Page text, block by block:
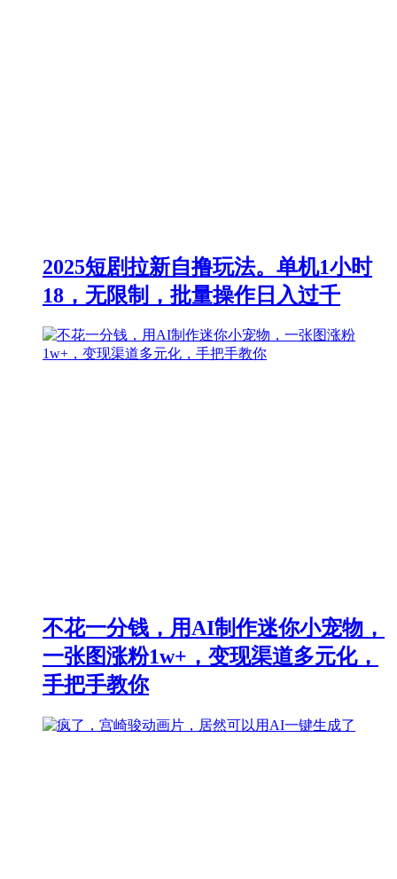
2025短剧拉新自撸玩法。单机1小时
18，无限制，批量操作日入过千
不花一分钱，用AI制作迷你小宠物，
一张图涨粉1w+，变现渠道多元化，
手把手教你